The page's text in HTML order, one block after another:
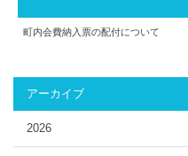
町内会費納入票の配付について
アーカイブ
2026